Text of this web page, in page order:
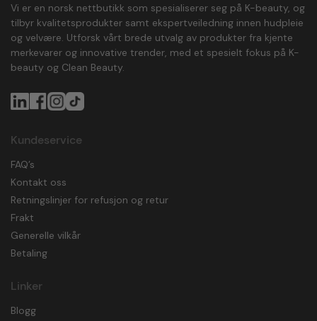
Vi er en norsk nettbutikk som spesialiserer seg på K-beauty, og
tilbyr kvalitetsprodukter samt ekspertveiledning innen hudpleie
og velvære. Utforsk vårt brede utvalg av produkter fra kjente
merkevarer og innovative trender, med et spesielt fokus på K-
beauty og Clean Beauty.
Kundeservice
FAQ’s
Kontakt oss
Retningslinjer for refusjon og retur
Frakt
Generelle vilkår
Betaling
Linker
Blogg